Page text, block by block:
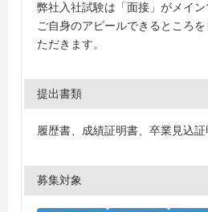
弊社入社試験は「面接」がメイン
ご自身のアピールできるところ
ただきます。
提出書類
履歴書、成績証明書、卒業見込
募集対象